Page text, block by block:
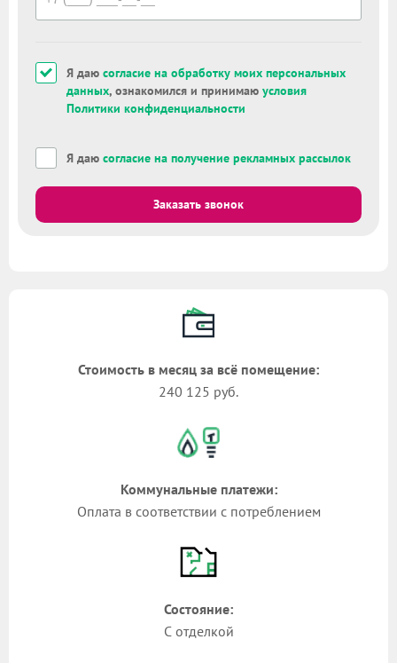
Я даю согласие на обработку моих персональных
данных, ознакомился и принимаю условия
Политики конфиденциальности
Я даю согласие на получение рекламных рассылок
Заказать звонок
Стоимость в месяц за всё помещение:
240 125 руб.
Коммунальные платежи:
Оплата в соответствии с потреблением
Состояние:
С отделкой